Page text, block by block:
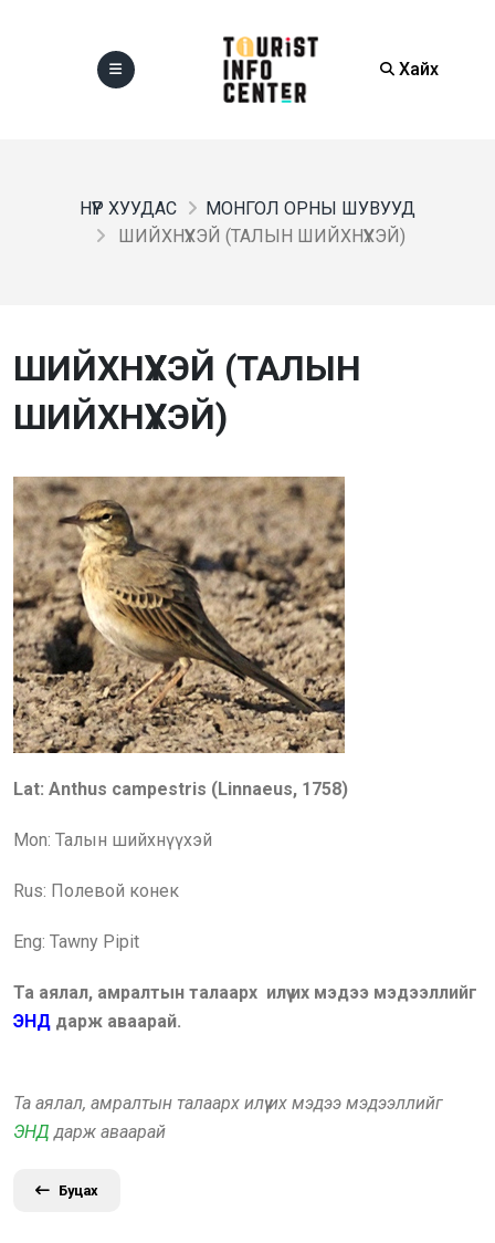
Хайх
НҮҮР ХУУДАС
МОНГОЛ ОРНЫ ШУВУУД
ШИЙХНҮҮХЭЙ (ТАЛЫН ШИЙХНҮҮХЭЙ)
ШИЙХНҮҮХЭЙ (ТАЛЫН
ШИЙХНҮҮХЭЙ)
Lat: Anthus campestris (Linnaeus, 1758)
Mon: Талын шийхнүүхэй
Rus: Полевой конек
Eng: Tawny Pipit
Та аялал, амралтын талаарх илүү их мэдээ мэдээллийг
ЭНД дарж аваарай.
Та аялал, амралтын талаарх илүү их мэдээ мэдээллийг
ЭНД дарж аваарай
Буцах